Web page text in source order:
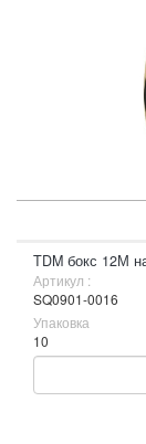
TDM бокс 12М
Артикул :
SQ0901-0016
Упаковка
10